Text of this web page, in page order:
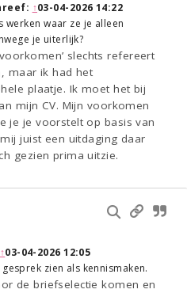
↑03-04-2026 14:22
werken waar ze je alleen
je uiterlijk?
slechts refereert
maar ik had het
plaatje. Ik moet het bij
mijn CV. Mijn voorkomen
je je voorstelt op basis van
juist een uitdaging daar
gezien prima uitzie.
↑03-04-2026 12:05
zien als kennismaken.
de briefselectie komen en